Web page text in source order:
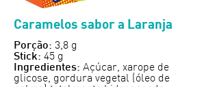
Caramelos sabor a Laranja
Porção: 3,8 g
Stick: 45 g
Ingredientes: Açúcar, xarope de
glicose, gordura vegetal (óleo de